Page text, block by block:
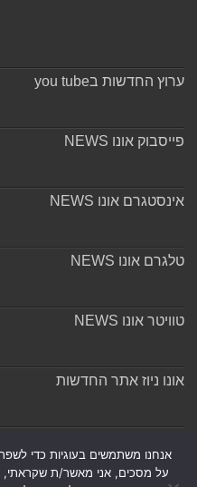
ערוץ החדשות בyou tube
פייסבוק אונו NEWS
אינסטגרם אונו NEWS
טלגרם אונו NEWS
טוויטר אונו NEWS
אונו ניוז אתר החדשות
אנחנו משתמשים בעוגיות כדי
על מסכים, אני מאשר/ת שקראתי,